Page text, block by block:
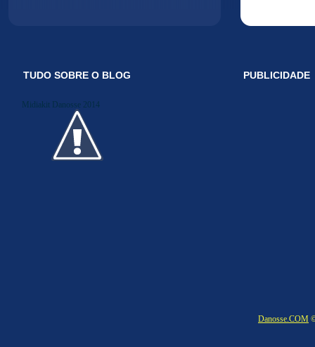
TUDO SOBRE O BLOG
Midiakit Danosse 2014
PUBLICIDADE
Danosse.COM